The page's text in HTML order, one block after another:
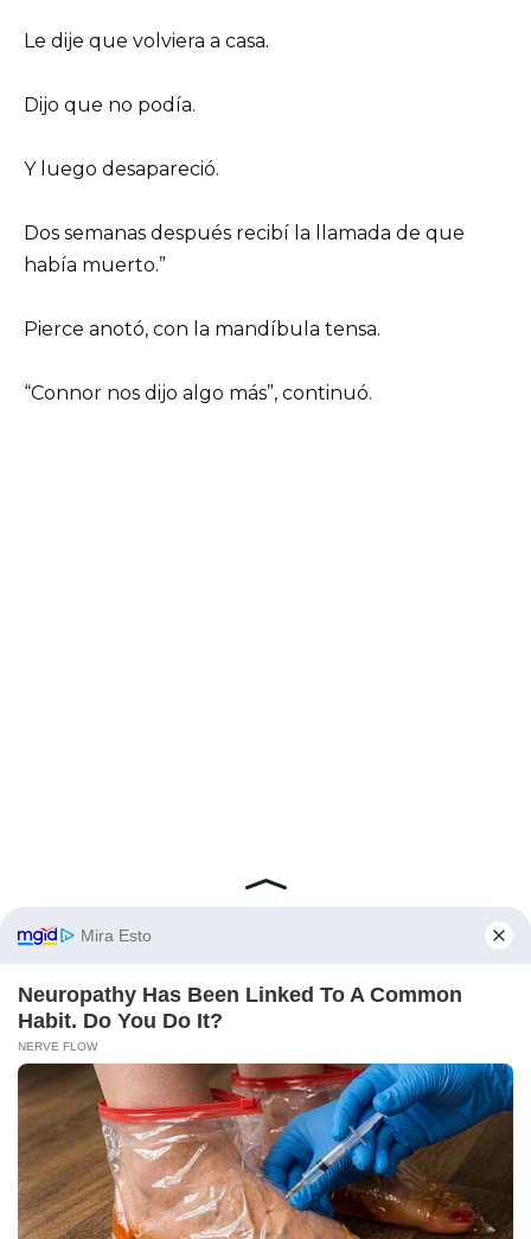
Le dije que volviera a casa.
Dijo que no podía.
Y luego desapareció.
Dos semanas después recibí la llamada de que
había muerto.”
Pierce anotó, con la mandíbula tensa.
“Connor nos dijo algo más”, continuó.
“Dijo que su madre solía susurrar: ‘Si pasa algo,
encuentra a Elaine.
Ella te protegerá de él’.”
“¿De quién?”, pregunté, ya preparándome para lo
peor.